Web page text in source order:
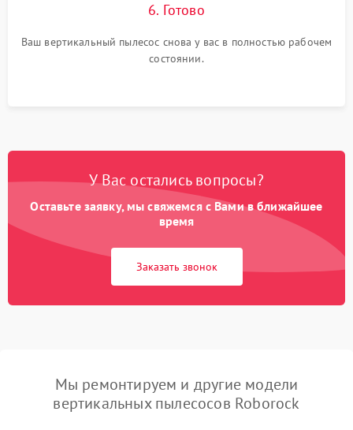
6. Готово
Ваш вертикальный пылесос снова у вас в полностью рабочем
состоянии.
У Вас остались вопросы?
Оставьте заявку, мы свяжемся с Вами в ближайшее
время
Заказать звонок
Мы ремонтируем и другие модели
вертикальных пылесосов Roborock